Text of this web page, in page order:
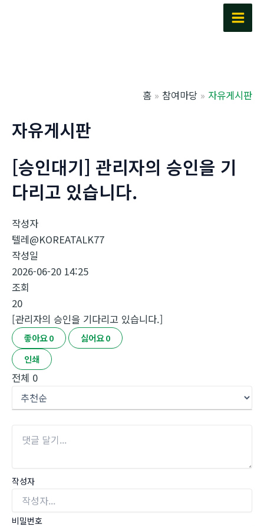
Main
홈 참여마당 자유게시판
자유게시판
[승인대기] 관리자의 승인을 기
다리고 있습니다.
작성자
텔레@KOREATALK77
작성일
2026-06-20 14:25
조회
20
[관리자의 승인을 기다리고 있습니다.]
좋아요0 싫어요0
인쇄
전체 0
작성자
비밀번호